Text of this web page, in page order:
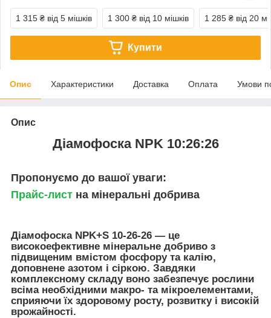
1 315 ₴ від 5 мішків 1 300 ₴ від 10 мішків 1 285 ₴ від 20
Купити
Опис Характеристики Доставка Оплата Умови
Опис
Діамофоска NPK 10:26:26
Пропонуємо до вашої уваги:
Прайс-лист на мінеральні добрива
Діамофоска NPK+S 10-26-26 — це
високоефективне мінеральне добриво з
підвищеним вмістом фосфору та калію,
доповнене азотом і сіркою. Завдяки
комплексному складу воно забезпечує рослини
всіма необхідними макро- та мікроелементами,
сприяючи їх здоровому росту, розвитку і високій
врожайності.